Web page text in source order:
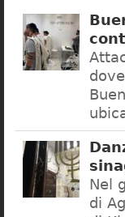
Nel
di